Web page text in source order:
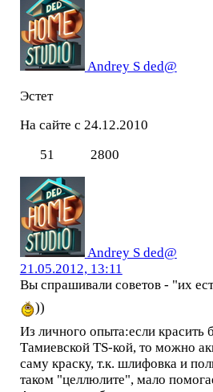
Andrey S ded@
Эстет
На сайте с 24.12.2010
51
2800
Andrey S ded@
21.05.2012, 13:11
Вы спрашивали советов - "их
))
Из личного опыта:если красить
Тамиевской TS-кой, то можно
саму краску, т.к. шлифовка и
таком "целлюлите", мало